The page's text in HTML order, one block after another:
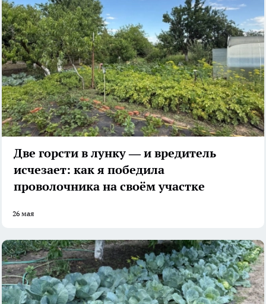
Две горсти в лунку — и вредитель
исчезает: как я победила
проволочника на своём участке
26 мая